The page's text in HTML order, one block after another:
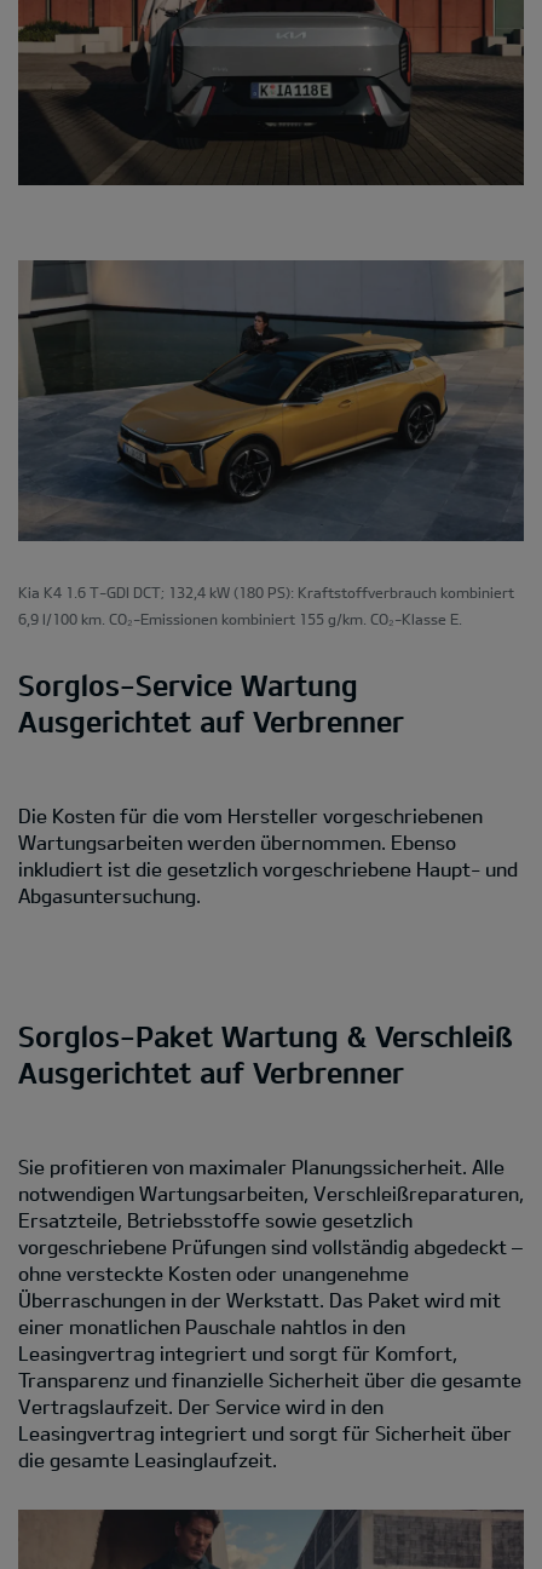
Kia K4 1.6 T-GDI DCT; 132,4 kW (180 PS): Kraftstoffverbrauch kombiniert
6,9 l/100 km. CO₂-Emissionen kombiniert 155 g/km. CO₂-Klasse E.
Sorglos-Service Wartung
Ausgerichtet auf Verbrenner
Die Kosten für die vom Hersteller vorgeschriebenen
Wartungsarbeiten werden übernommen. Ebenso
inkludiert ist die gesetzlich vorgeschriebene Haupt- und
Abgasuntersuchung.
Sorglos-Paket Wartung & Verschleiß
Ausgerichtet auf Verbrenner
Sie profitieren von maximaler Planungssicherheit. Alle
notwendigen Wartungsarbeiten, Verschleißreparaturen,
Ersatzteile, Betriebsstoffe sowie gesetzlich
vorgeschriebene Prüfungen sind vollständig abgedeckt –
ohne versteckte Kosten oder unangenehme
Überraschungen in der Werkstatt. Das Paket wird mit
einer monatlichen Pauschale nahtlos in den
Leasingvertrag integriert und sorgt für Komfort,
Transparenz und finanzielle Sicherheit über die gesamte
Vertragslaufzeit. Der Service wird in den
Leasingvertrag integriert und sorgt für Sicherheit über
die gesamte Leasinglaufzeit.